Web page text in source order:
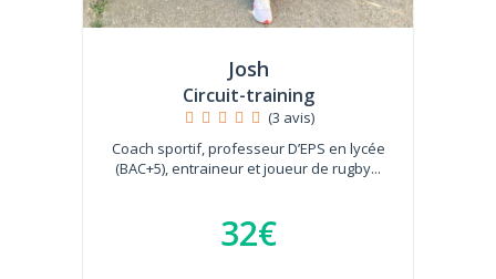
Josh
Circuit-training
(3 avis)
Coach sportif, professeur D’EPS en lycée
(BAC+5), entraineur et joueur de rugby...
32€